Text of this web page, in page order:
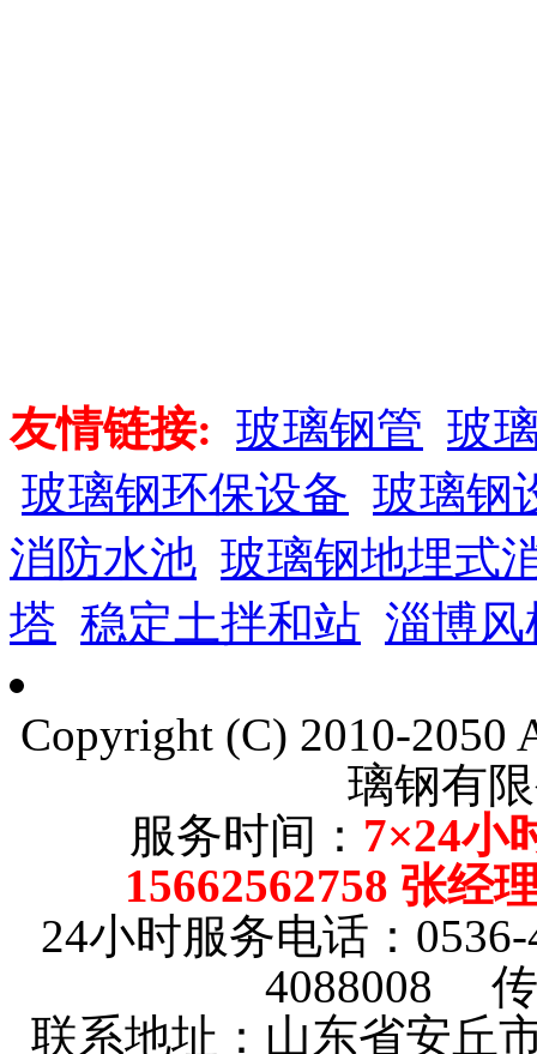
友情链接: 玻璃钢管 玻
玻璃钢环保设备 玻璃钢
消防水池 玻璃钢地埋式
塔 稳定土拌和站 淄博风
Copyright (C) 2010-2050
璃钢有
服务时间： 7×24小
15662562758 张
24小时服务电话：
4088008 传
联系地址：山东省安丘